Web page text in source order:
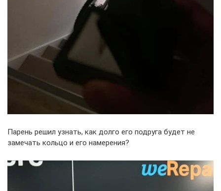
Парень решил узнать, как долго его подруга будет не
замечать кольцо и его намерения?